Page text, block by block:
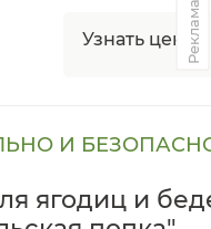
Узнать ценуРеклама
И
ягодиц и